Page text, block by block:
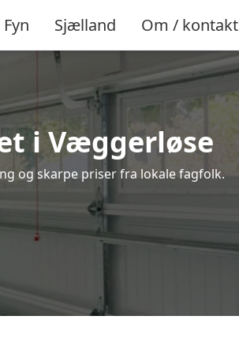
Fyn Sjælland Om / kontakt
i Væggerløse
og skarpe priser fra lokale fagfolk.